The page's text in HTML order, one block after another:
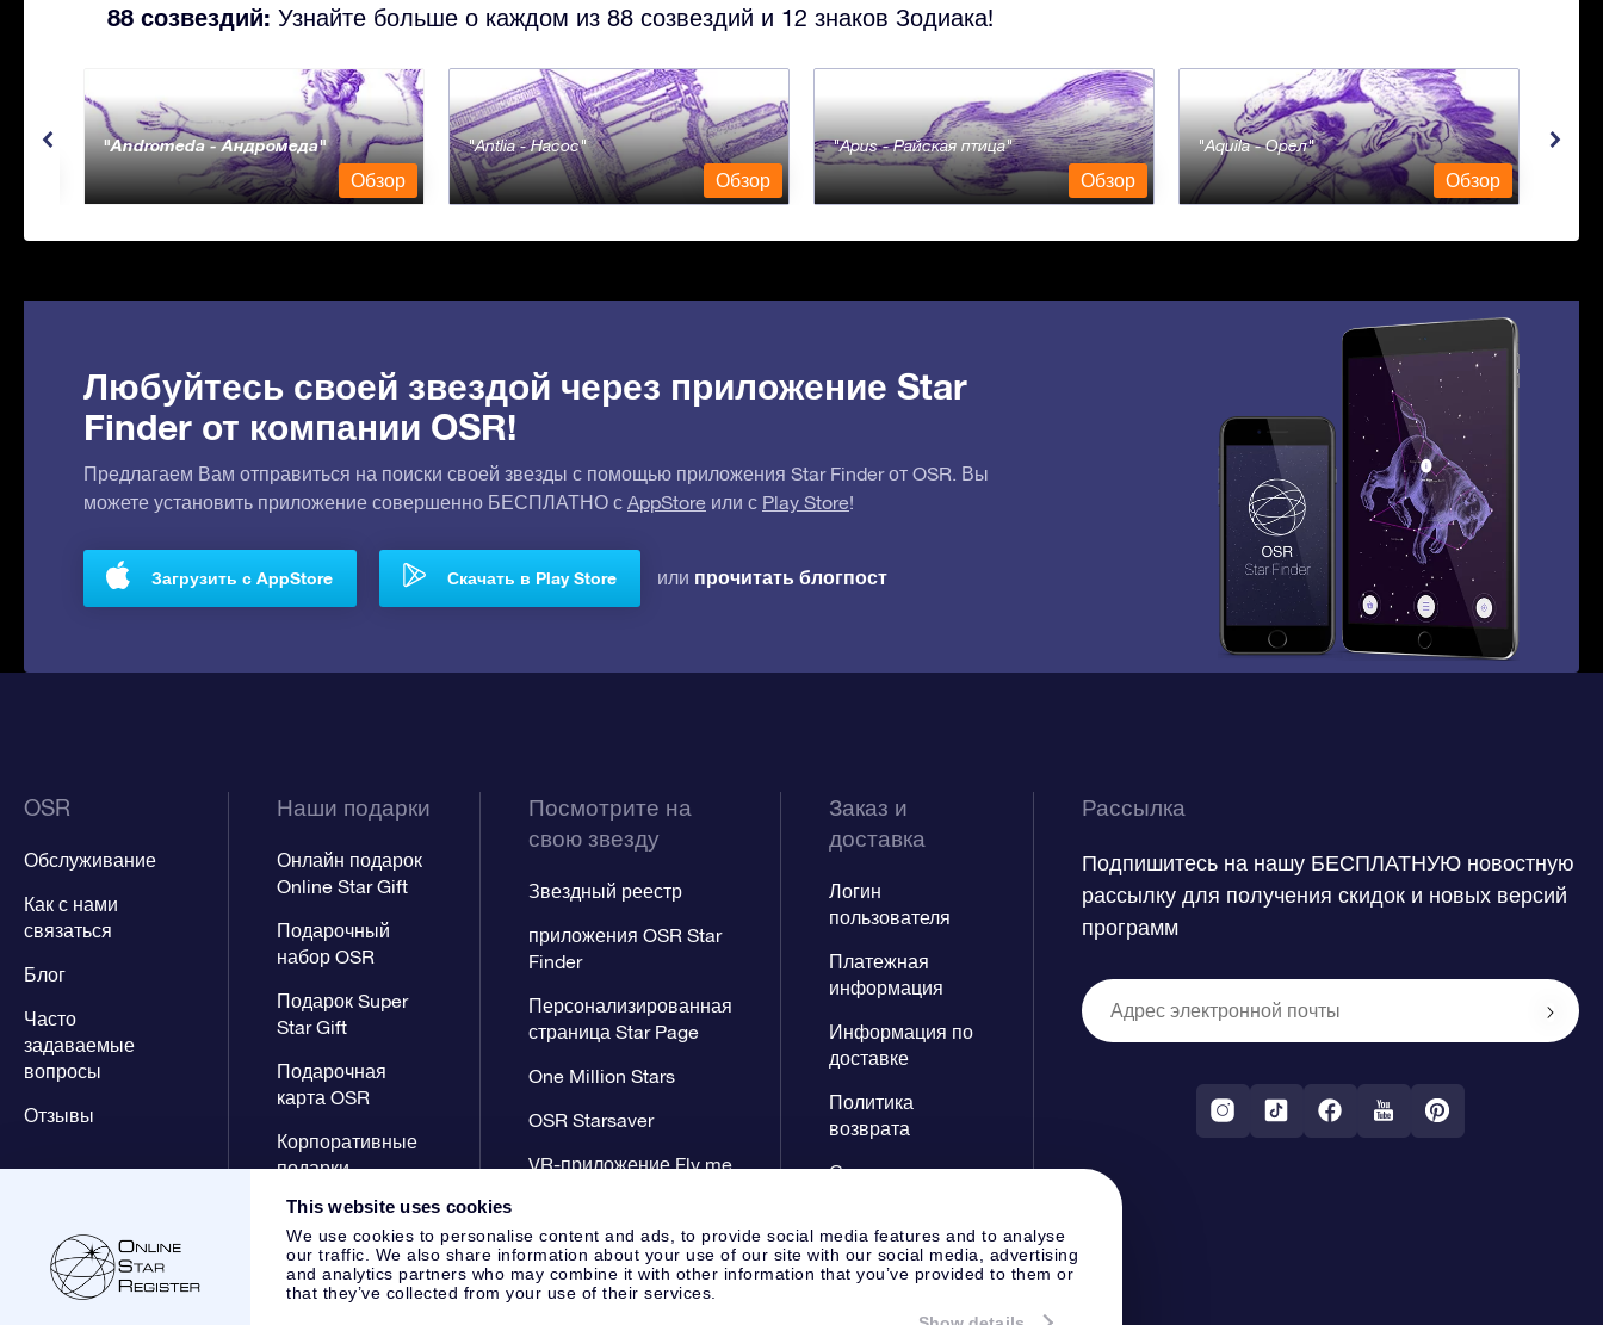
This website uses cookies
We use cookies to personalise content and ads, to provide social media features and to analyse
our traffic. We also share information about your use of our site with our social media, advertising
and analytics partners who may combine it with other information that you’ve provided to them or
that they’ve collected from your use of their services.
88 созвездий: Узнайте больше о каждом из 88 созвездий и 12 знаков Зодиака!
Andromeda - Андромеда
Обзор
Antlia - Насос
Обзор
Apus - Райская птица
Обзор
Aquila - Орел
Обзор
Любуйтесь своей звездой через приложение Star
Finder от компании OSR!
Предлагаем Вам отправиться на поиски своей звезды с помощью приложения Star Finder от OSR. Вы
можете установить приложение совершенно БЕСПЛАТНО с AppStore или с Play Store!
Загрузить с AppStore Скачать в Play Store или прочитать блогпост
OSR
Обслуживание
Как с нами
связаться
Блог
Часто
задаваемые
вопросы
Отзывы
Наши подарки
Онлайн подарок
Online Star Gift
Подарочный
набор OSR
Подарок Super
Star Gift
Подарочная
карта OSR
Корпоративные
подарки
Посмотрите на
свою звезду
Звездный реестр
приложения OSR Star
Finder
Персонализированная
страница Star Page
One Million Stars
OSR Starsaver
VR-приложение Fly me
Заказ и
доставка
Логин
пользователя
Платежная
информация
Информация по
доставке
Политика
возврата
Созвездиях
Рассылка
Подпишитесь на нашу БЕСПЛАТНУЮ новостную
рассылку для получения скидок и новых версий
программ